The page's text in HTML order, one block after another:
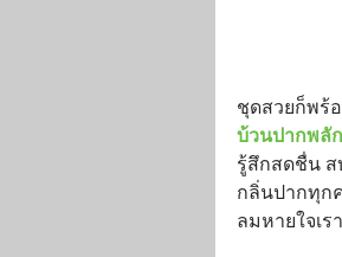
ชุดสวยก็พร้
บ้วนปากพลั
รู้สึกสดชื่น ส
กลิ่นปากทุก
ลมหายใจเร